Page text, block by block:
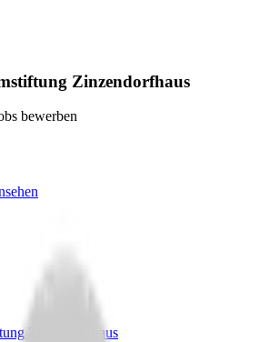
Zinzendorfhaus
bewerben
Zinzendorfhaus